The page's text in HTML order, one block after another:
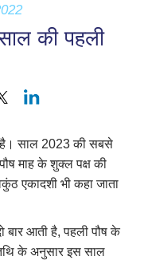
की पहली
है। साल 2023 की सबसे
माह के शुक्ल पक्ष की
एकादशी भी कहा जाता
बार आती है, पहली पौष के
के अनुसार इस साल